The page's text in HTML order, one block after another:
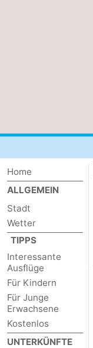
Home
ALLGEMEIN
Stadt
Wetter
TIPPS
Interessante
Ausflüge
Für Kindern
Für Junge
Erwachsene
Kostenlos
UNTERKÜNFTE